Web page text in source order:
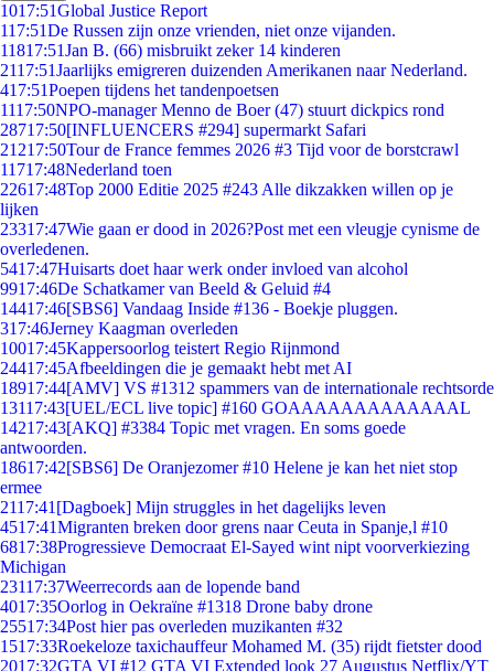
1017:51Global Justice Report
117:51De Russen zijn onze vrienden, niet onze vijanden.
11817:51Jan B. (66) misbruikt zeker 14 kinderen
2117:51Jaarlijks emigreren duizenden Amerikanen naar Nederland.
417:51Poepen tijdens het tandenpoetsen
1117:50NPO-manager Menno de Boer (47) stuurt dickpics rond
28717:50[INFLUENCERS #294] supermarkt Safari
21217:50Tour de France femmes 2026 #3 Tijd voor de borstcrawl
11717:48Nederland toen
22617:48Top 2000 Editie 2025 #243 Alle dikzakken willen op je
lijken
23317:47Wie gaan er dood in 2026?Post met een vleugje cynisme de
overledenen.
5417:47Huisarts doet haar werk onder invloed van alcohol
9917:46De Schatkamer van Beeld & Geluid #4
14417:46[SBS6] Vandaag Inside #136 - Boekje pluggen.
317:46Jerney Kaagman overleden
10017:45Kappersoorlog teistert Regio Rijnmond
24417:45Afbeeldingen die je gemaakt hebt met AI
18917:44[AMV] VS #1312 spammers van de internationale rechtsorde
13117:43[UEL/ECL live topic] #160 GOAAAAAAAAAAAAAL
14217:43[AKQ] #3384 Topic met vragen. En soms goede
antwoorden.
18617:42[SBS6] De Oranjezomer #10 Helene je kan het niet stop
ermee
2117:41 [Dagboek] Mijn struggles in het dagelijks leven
4517:41Migranten breken door grens naar Ceuta in Spanje,l #10
6817:38Progressieve Democraat El-Sayed wint nipt voorverkiezing
Michigan
23117:37Weerrecords aan de lopende band
4017:35Oorlog in Oekraïne #1318 Drone baby drone
25517:34Post hier pas overleden muzikanten #32
1517:33Roekeloze taxichauffeur Mohamed M. (35) rijdt fietster dood
2017:32GTA VI #12 GTA VI Extended look 27 Augustus Netflix/YT